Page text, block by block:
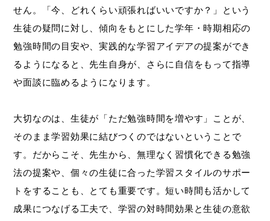
せん。「今、どれくらい頑張ればいいですか？」という
生徒の疑問に対し、傾向をもとにした学年・時期相応の
勉強時間の目安や、実践的な学習アイデアの提案ができ
るようになると、先生自身が、さらに自信をもって指導
や面談に臨めるようになります。
大切なのは、生徒が「ただ勉強時間を増やす」ことが、
そのまま学習効果に結びつくのではないということで
す。だからこそ、先生から、無理なく習慣化できる勉強
法の提案や、個々の生徒に合った学習スタイルのサポー
トをすることも、とても重要です。短い時間も活かして
成果につなげる工夫で、学習の対時間効果と生徒の意欲